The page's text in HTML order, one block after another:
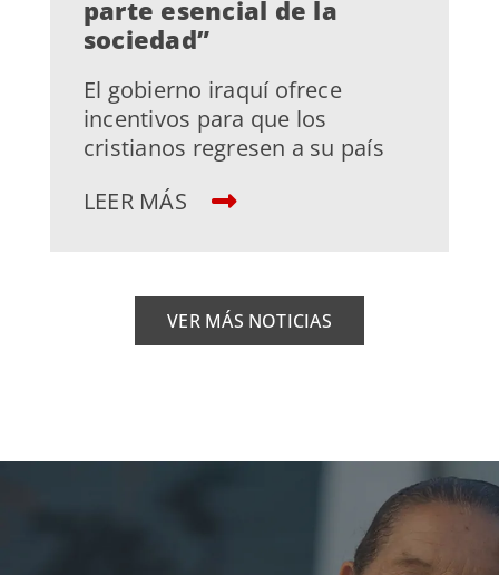
parte esencial de la
sociedad”
El gobierno iraquí ofrece
incentivos para que los
cristianos regresen a su país
LEER MÁS
VER MÁS NOTICIAS